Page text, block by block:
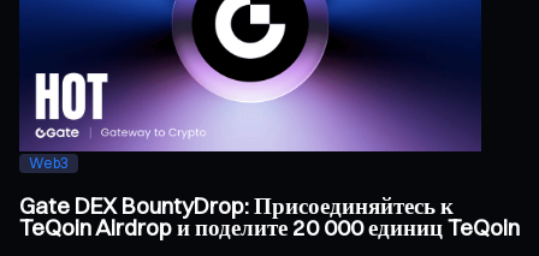
Web3
Gate DEX BountyDrop: Присоединяйтесь к
TeQoin Airdrop и поделите 20 000 единиц TeQoin